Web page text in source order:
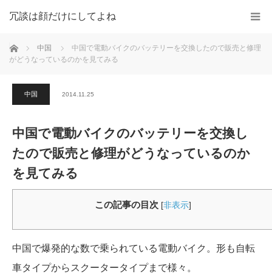
冗談は顔だけにしてよね
ホーム 中国
中国で電動バイクのバッテリーを交換したので販売と修理
がどうなっているのかを見てみる
中国 2014.11.25
中国で電動バイクのバッテリーを交換し
たので販売と修理がどうなっているのか
を見てみる
この記事の目次 [非表示]
中国で爆発的な数で乗られている電動バイク。形も自転
車タイプからスクータータイプまで様々。